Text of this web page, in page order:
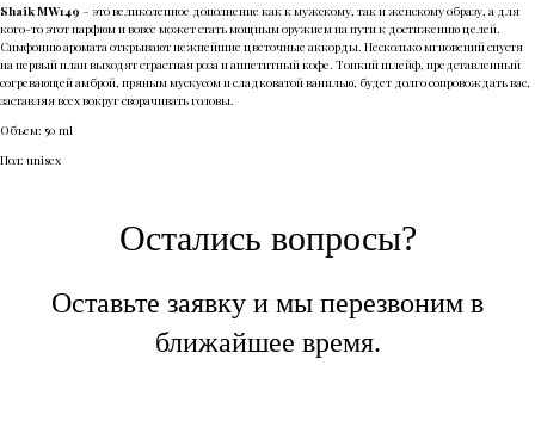
Shaik MW149 – это великолепное дополнение как к мужскому, так и женскому образу, а для
кого-то этот парфюм и вовсе может стать мощным оружием на пути к достижению целей.
Симфонию аромата открывают нежнейшие цветочные аккорды. Несколько мгновений спустя
на первый план выходят страстная роза и аппетитный кофе. Тонкий шлейф, представленный
согревающей амброй, пряным мускусом и сладковатой ванилью, будет долго сопровождать вас,
заставляя всех вокруг сворачивать головы.
Объем: 50 ml
Пол: unisex
Остались вопросы?
Оставьте заявку и мы перезвоним в
ближайшее время.